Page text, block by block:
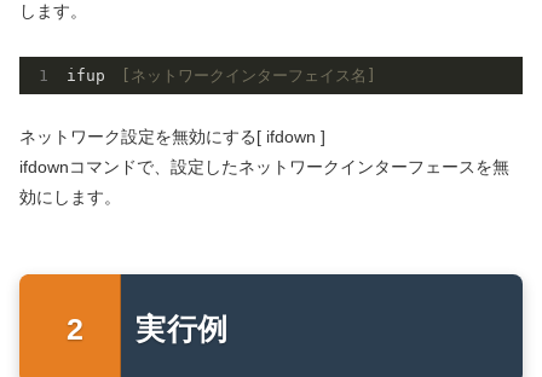
します。
ifup [ネットワークインターフェイス名]
ネットワーク設定を無効にする[ ifdown ]
ifdownコマンドで、設定したネットワークインターフェースを無
効にします。
実行例